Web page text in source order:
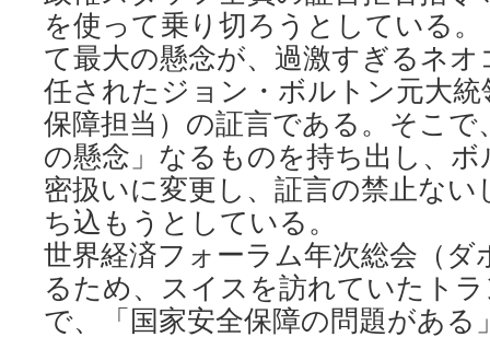
を使って乗り切ろうとしている
て最大の懸念が、過激すぎるネ
任されたジョン・ボルトン元大統
保障担当）の証言である。そこで
の懸念」なるものを持ち出し、
密扱いに変更し、証言の禁止ない
ち込もうとしている。
世界経済フォーラム年次総会（ダ
るため、スイスを訪れていたト
で、「国家安全保障の問題があ